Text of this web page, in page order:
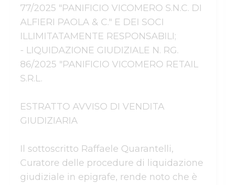
77/2025 "PANIFICIO VICOMERO S.N.C. DI
ALFIERI PAOLA & C." E DEI SOCI
ILLIMITATAMENTE RESPONSABILI;
- LIQUIDAZIONE GIUDIZIALE N. RG.
86/2025 "PANIFICIO VICOMERO RETAIL
S.R.L.
ESTRATTO AVVISO DI VENDITA
GIUDIZIARIA
Il sottoscritto Raffaele Quarantelli,
Curatore delle procedure di liquidazione
giudiziale in epigrafe, rende noto che è